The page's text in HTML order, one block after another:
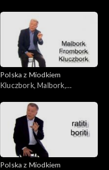
Polska z Miodkiem
Kluczbork, Malbork,
Polska z Miodkiem